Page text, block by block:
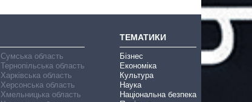
Сумська область
Тернопільська область
Харківська область
Херсонська область
Хмельницька область
ТЕМАТИКИ
Бізнес
Економіка
Культура
Наука
Національна безпека